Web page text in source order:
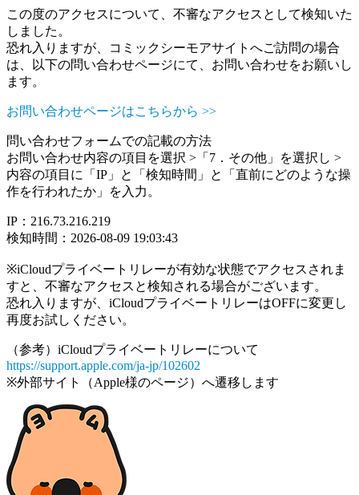
この度のアクセスについて、不審なアクセスとして検知いた
しました。
恐れ入りますが、コミックシーモアサイトへご訪問の場合
は、以下の問い合わせページにて、お問い合わせをお願いし
ます。
お問い合わせページはこちらから >>
問い合わせフォームでの記載の方法
お問い合わせ内容の項目を選択 >「7．その他」を選択し >
内容の項目に「IP」と「検知時間」と「直前にどのような操
作を行われたか」を入力。
IP：216.73.216.219
検知時間：2026-08-09 19:03:43
※iCloudプライベートリレーが有効な状態でアクセスされま
すと、不審なアクセスと検知される場合がございます。
恐れ入りますが、iCloudプライベートリレーはOFFに変更し
再度お試しください。
（参考）iCloudプライベートリレーについて
https://support.apple.com/ja-jp/102602
※外部サイト（Apple様のページ）へ遷移します